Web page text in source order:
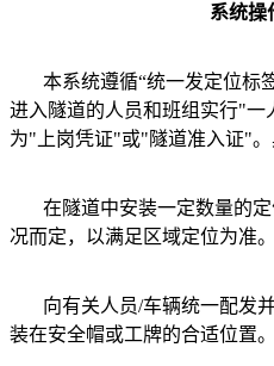
系统操
本系统遵循“统一发定位标
进入隧道的人员和班组实行"
为"上岗凭证"或"隧道准入证"。
在隧道中安装一定数量的定
况而定，以满足区域定位为准。
向有关人员/车辆统一配发并
装在安全帽或工牌的合适位置。